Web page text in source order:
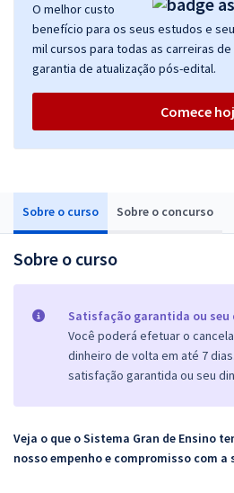
Sobre o curso Sobre o concurso
Sobre o curso
Satisfação garantida ou seu
Você poderá efetuar o
dinheiro de volta em até 7
satisfação garantida ou seu
Veja o que o Sistema Gran de Ensino
nosso empenho e compromisso com a
O melhor custo
benefício para os seus estudos e
mil cursos para todas as carreiras
garantia de atualização pós-edital.
Comece